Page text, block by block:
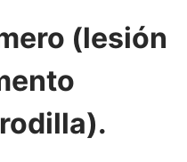
(lesión